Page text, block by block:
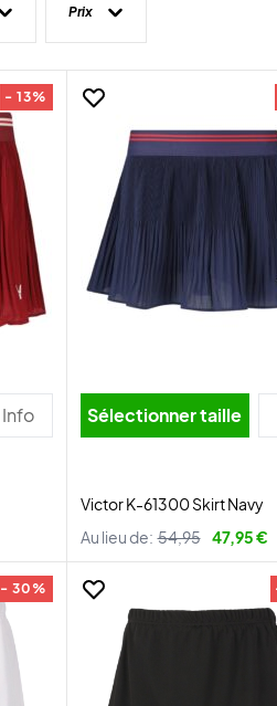
Prix
- 13%
Info Sélectionner taille
Victor K-61300 Skirt Navy
Au lieu de: 54,95 47,95 €
- 30%